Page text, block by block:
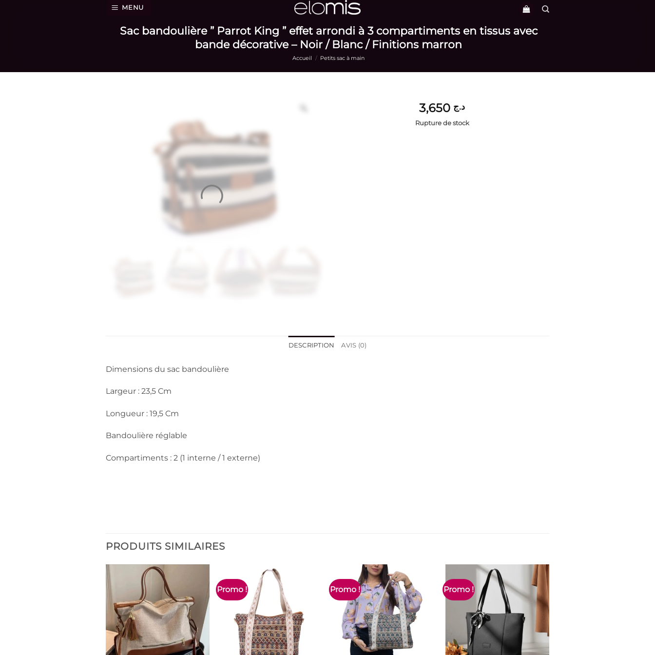
MENU
Sac bandoulière ” Parrot King ” effet arrondi à 3 compartiments en tissus avec
bande décorative – Noir / Blanc / Finitions marron
Accueil / Petits sac à main
د.ج
Rupture de stock
DESCRIPTION AVIS (0)
Dimensions du sac bandoulière
Largeur : 23,5 Cm
Longueur : 19,5 Cm
Bandoulière réglable
Compartiments : 2 (1 interne / 1 externe)
PRODUITS SIMILAIRES
Promo ! Promo ! Promo !